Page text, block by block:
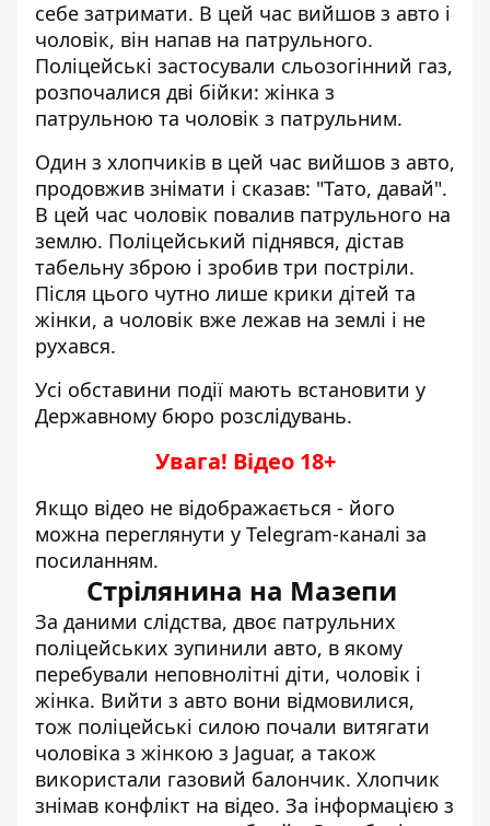
себе затримати. В цей час вийшов з авто і
чоловік, він напав на патрульного.
Поліцейські застосували сльозогінний газ,
розпочалися дві бійки: жінка з
патрульною та чоловік з патрульним.
Один з хлопчиків в цей час вийшов з авто,
продовжив знімати і сказав: "Тато, давай".
В цей час чоловік повалив патрульного на
землю. Поліцейський піднявся, дістав
табельну зброю і зробив три постріли.
Після цього чутно лише крики дітей та
жінки, а чоловік вже лежав на землі і не
рухався.
Усі обставини події мають встановити у
Державному бюро розслідувань.
Увага! Відео 18+
Якщо відео не відображається - його
можна переглянути у Telegram-каналі за
посиланням.
Стрілянина на Мазепи
За даними слідства, двоє патрульних
поліцейських зупинили авто, в якому
перебували неповнолітні діти, чоловік і
жінка. Вийти з авто вони відмовилися,
тож поліцейські силою почали витягати
чоловіка з жінкою з Jaguar, а також
використали газовий балончик. Хлопчик
знімав конфлікт на відео. За інформацією з